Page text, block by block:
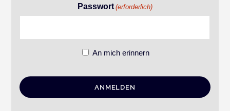
Passwort (erforderlich)
An mich erinnern